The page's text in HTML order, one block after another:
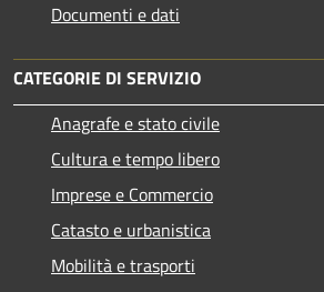
Documenti e dati
CATEGORIE DI SERVIZIO
Anagrafe e stato civile
Cultura e tempo libero
Imprese e Commercio
Catasto e urbanistica
Mobilità e trasporti